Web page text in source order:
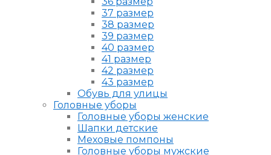
37 размер
38 размер
39 размер
40 размер
41 размер
42 размер
43 размер
Обувь для улицы
Головные уборы
Головные уборы женские
Шапки детские
Меховые помпоны
Головные уборы мужские